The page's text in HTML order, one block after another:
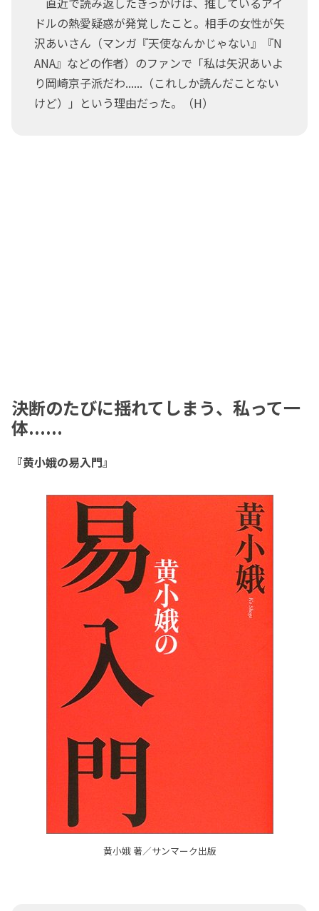
ドルの熱愛疑惑が発覚したこと。相手の女性が矢
沢あいさん（マンガ『天使なんかじゃない』『N
ANA』などの作者）のファンで「私は矢沢あいよ
り岡崎京子派だわ......（これしか読んだことない
けど）」という理由だった。（H）
決断のたびに揺れてしまう、私って一
体......
『黄小娥の易入門』
黄小娥 著／サンマーク出版